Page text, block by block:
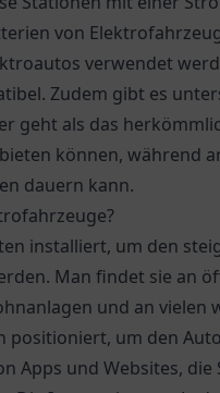
von
verwendet
Zudem gibt es
geht als das
können, während
dauern kann.
installiert, um den
Man findet sie an
und an
positioniert, um den
Apps und Websites,